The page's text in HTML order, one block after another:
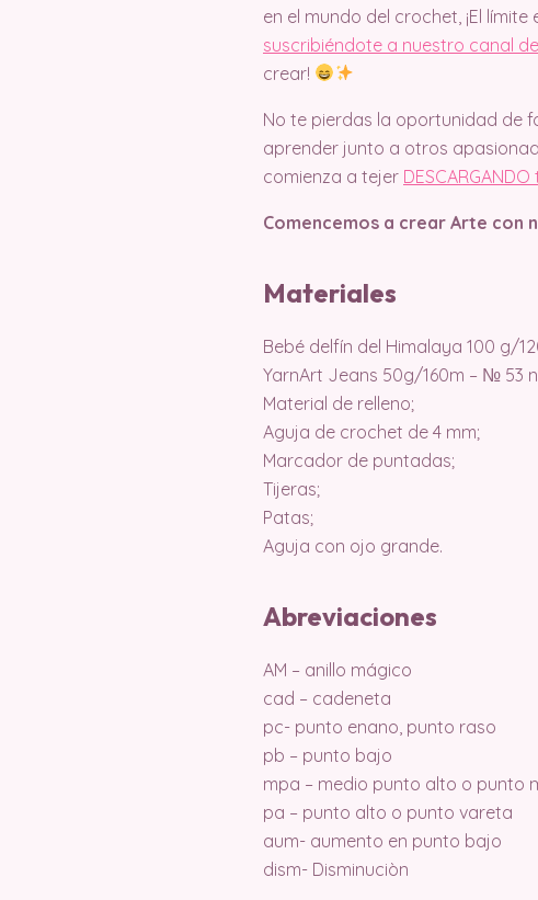
en el mundo del crochet, ¡El
suscribiéndote a nuestro canal
crear!
No te pierdas la oportunidad de
aprender junto a otros
comienza a tejer DESCARGANDO
Comencemos a crear Arte con
Materiales
Bebé delfín del Himalaya 100 g/
YarnArt Jeans 50g/160m – № 53
Material de relleno;
Aguja de crochet de 4 mm;
Marcador de puntadas;
Tijeras;
Patas;
Aguja con ojo grande.
Abreviaciones
AM – anillo mágico
cad – cadeneta
pc- punto enano, punto raso
pb – punto bajo
mpa – medio punto alto o punto
pa – punto alto o punto vareta
aum- aumento en punto bajo
dism- Disminuciòn